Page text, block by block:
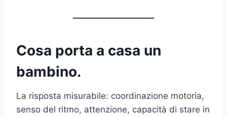
Cosa porta a casa un
bambino.
La risposta misurabile: coordinazione motoria,
senso del ritmo, attenzione, capacità di stare in